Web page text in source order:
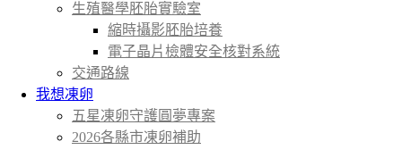
生殖醫學胚胎實驗室
縮時攝影胚胎培養
電子晶片檢體安全核對系統
交通路線
我想凍卵
五星凍卵守護圓夢專案
2026各縣市凍卵補助